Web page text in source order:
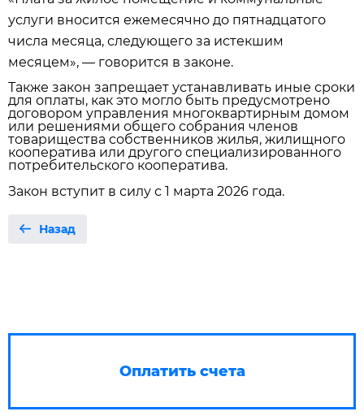
услуги вносится ежемесячно до пятнадцатого
числа месяца, следующего за истекшим
месяцем», — говорится в законе.
Также закон запрещает устанавливать иные сроки
для оплаты, как это могло быть предусмотрено
договором управления многоквартирным домом
или решениями общего собрания членов
товарищества собственников жилья, жилищного
кооператива или другого специализированного
потребительского кооператива.
Закон вступит в силу с 1 марта 2026 года.
Назад
Оплатить счета